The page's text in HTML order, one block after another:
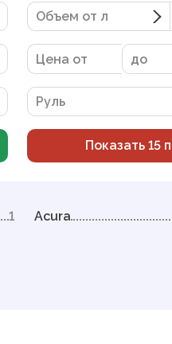
Объем от л
Руль
Показать 15
1 Acura